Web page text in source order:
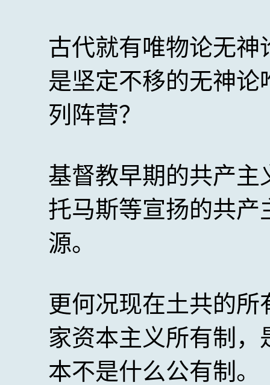
古代就有唯物论无
是坚定不移的无神
列阵营？
基督教早期的共产
托马斯等宣扬的共
源。
更何况现在土共的
家资本主义所有制
本不是什么公有制。